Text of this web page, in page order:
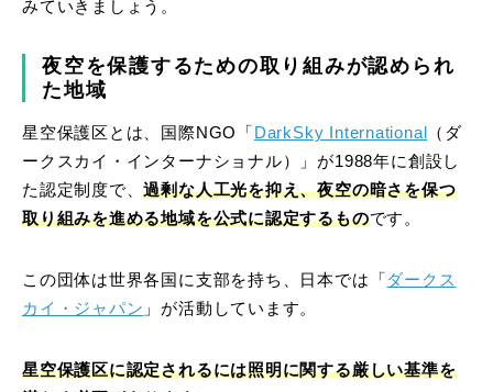
みていきましょう。
夜空を保護するための取り組みが認められ
た地域
星空保護区とは、国際NGO「 DarkSky International
（ダ
ークスカイ・インターナショナル）」 が1988年に創設し
た認定制度で、過剰な人工光を抑え、夜空の暗さを保つ
取り組みを進める地域を公式に認定するものです。
この団体は世界各国に支部を持ち、日本では「 ダークス
カイ・ジャパン 」が活動しています。
星空保護区に認定されるには照明に関する厳しい基準を